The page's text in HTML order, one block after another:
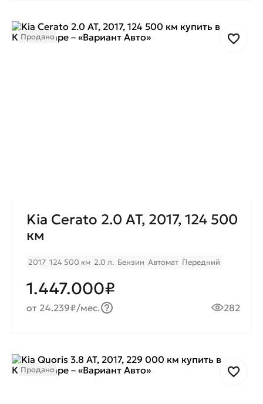
Продано
Kia Cerato 2.0 AT, 2017, 124 500
км
2017 124 500 км 2.0 л. Бензин Автомат Передний
1.447.000₽
от 24.239₽/мес. 282
Продано